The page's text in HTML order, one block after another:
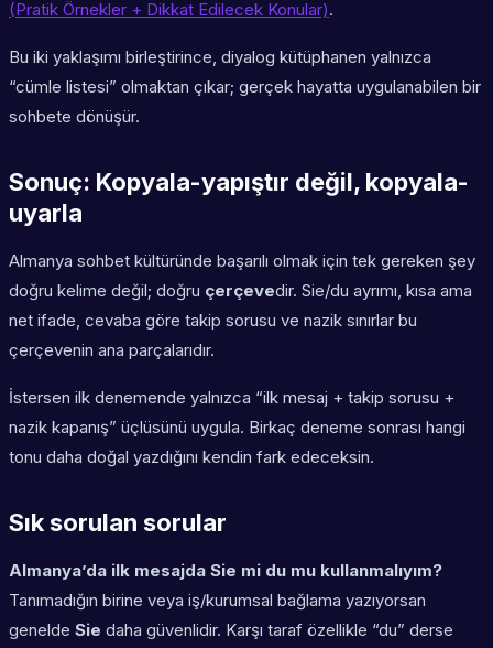
(Pratik Örnekler + Dikkat Edilecek Konular).
Bu iki yaklaşımı birleştirince, diyalog kütüphanen yalnızca
“cümle listesi” olmaktan çıkar; gerçek hayatta uygulanabilen bir
sohbete dönüşür.
Sonuç: Kopyala-yapıştır değil, kopyala-
uyarla
Almanya sohbet kültüründe başarılı olmak için tek gereken şey
doğru kelime değil; doğru çerçevedir. Sie/du ayrımı, kısa ama
net ifade, cevaba göre takip sorusu ve nazik sınırlar bu
çerçevenin ana parçalarıdır.
İstersen ilk denemende yalnızca “ilk mesaj + takip sorusu +
nazik kapanış” üçlüsünü uygula. Birkaç deneme sonrası hangi
tonu daha doğal yazdığını kendin fark edeceksin.
Sık sorulan sorular
Almanya’da ilk mesajda Sie mi du mu kullanmalıyım?
Tanımadığın birine veya iş/kurumsal bağlama yazıyorsan
genelde Sie daha güvenlidir. Karşı taraf özellikle “du” derse